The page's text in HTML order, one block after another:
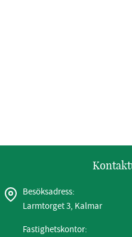
Besöksadress:
Larmtorget 3, Kalmar
Fastighetskontor: